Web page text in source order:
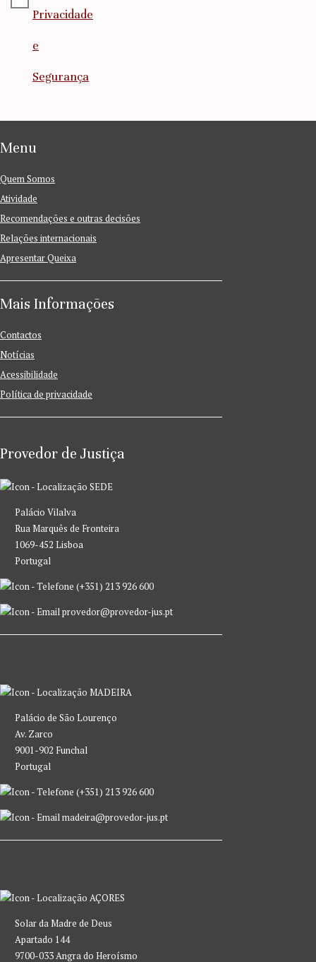
Privacidade
e
Segurança
Menu
Quem Somos
Atividade
Recomendações e outras decisões
Relações internacionais
Apresentar Queixa
Mais Informações
Contactos
Notícias
Acessibilidade
Política de privacidade
Provedor de Justiça
SEDE
Palácio Vilalva
Rua Marquês de Fronteira
1069-452 Lisboa
Portugal
(+351) 213 926 600
provedor@provedor-jus.pt
MADEIRA
Palácio de São Lourenço
Av. Zarco
9001-902 Funchal
Portugal
(+351) 213 926 600
madeira@provedor-jus.pt
AÇORES
Solar da Madre de Deus
Apartado 144
9700-033 Angra do Heroísmo